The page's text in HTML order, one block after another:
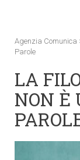
Agenzia Comunica
Parole
LA
NON È